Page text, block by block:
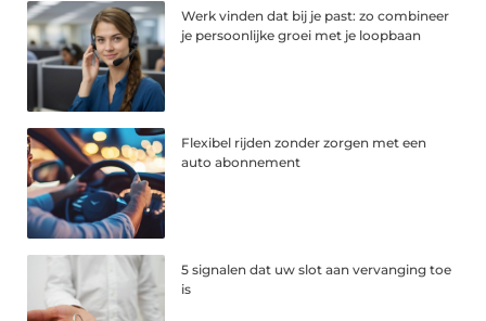
Werk vinden dat bij je past: zo combineer
je persoonlijke groei met je loopbaan
Flexibel rijden zonder zorgen met een
auto abonnement
5 signalen dat uw slot aan vervanging toe
is